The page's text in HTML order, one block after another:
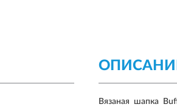
Вязаная шапка